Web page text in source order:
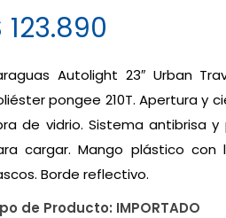
123.890
Autolight 23″ Urban
pongee 210T. Apertura y
de vidrio. Sistema antibrisa y
cargar. Mango plástico con
Borde reflectivo.
de Producto: IMPORTADO